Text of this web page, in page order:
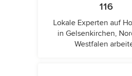
116
Lokale Experten auf
in Gelsenkirchen,
Westfalen